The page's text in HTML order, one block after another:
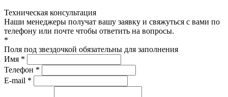
Техническая консультация
Наши менеджеры получат вашу заявку и свяжуться с вами по
телефону или почте чтобы ответить на вопросы.
*
Поля под звездочкой обязательны для заполнения
Имя *
Телефон *
E-mail *